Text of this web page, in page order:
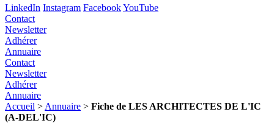
LinkedIn Instagram FacebookYouTube
Contact
Newsletter
Adhérer
Annuaire
Contact
Newsletter
Adhérer
Annuaire
Accueil > Annuaire > Fiche de LES ARCHITECTES DE L'IC
(A-DEL'IC)